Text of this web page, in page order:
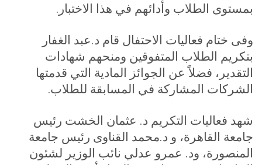
بمستوى الطلاب وأدائهم في هذا الاختبار .
وفى ختام فعاليات الاحتفال قام د.عبد الغفار
بتكريم الطلاب المتفوقين ومنحهم شهادات
التقدير، فضلاً عن الجوائز المادية التي قدمتها
الشركات المشاركة في المسابقة للطلاب.
شهد فعاليات التكريم د. عثمان الخشت رئيس
جامعة القاهرة، و د.محمد القناوى رئيس جامعة
المنصورة، ود. عمرو عدلي نائب الوزير لشئون